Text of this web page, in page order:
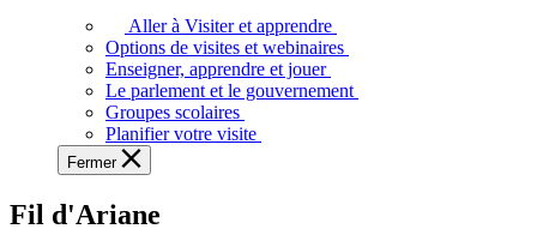
voir,
apprendre
et
à
à
Aller à Visiter et apprendre
Options de visites et webinaires
Enseigner, apprendre et jouer
Le parlement et le gouvernement
Groupes scolaires
Planifier votre visite
Fermer
Fil d'Ariane